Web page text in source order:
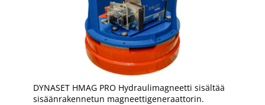
DYNASET HMAG PRO Hydraulimagneetti sisältää
sisäänrakennetun magneettigeneraattorin.